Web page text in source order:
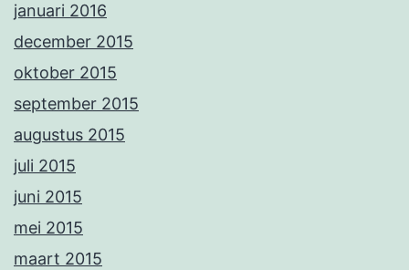
januari 2016
december 2015
oktober 2015
september 2015
augustus 2015
juli 2015
juni 2015
mei 2015
maart 2015